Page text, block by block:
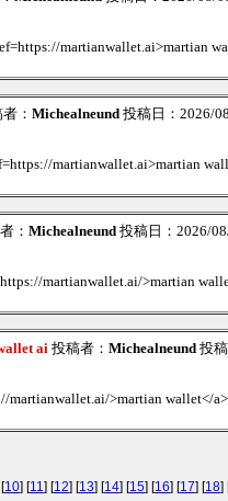
martianwallet.ai>martian
： Michealneund 投稿日：2026/
martianwallet.ai>martian
： Michealneund 投稿日：2026/
martianwallet.ai/>martian
ai 投稿者： Michealneund 投
martianwallet.ai/>martian wallet</a>
10] [11] [12] [13] [14] [15] [16] [17] [18]